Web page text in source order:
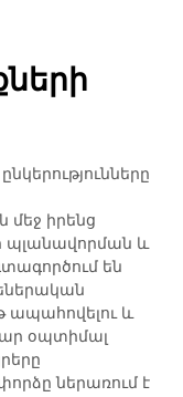
իրենց
և
են
ապահովելու և
օպտիմալ
ներառում է